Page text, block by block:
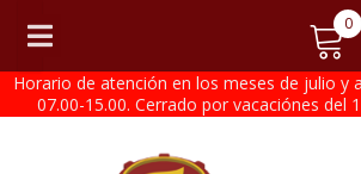
0
Horario de atención en los meses de julio y
07.00-15.00. Cerrado por vacaciónes del